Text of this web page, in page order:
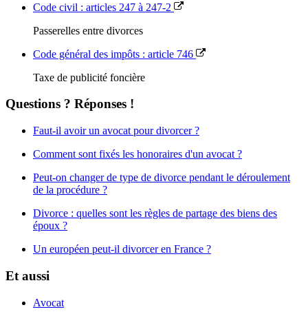
Code civil : articles 247 à 247-2
Passerelles entre divorces
Code général des impôts : article 746
Taxe de publicité foncière
Questions ? Réponses !
Faut-il avoir un avocat pour divorcer ?
Comment sont fixés les honoraires d'un avocat ?
Peut-on changer de type de divorce pendant le déroulement
de la procédure ?
Divorce : quelles sont les règles de partage des biens des
époux ?
Un européen peut-il divorcer en France ?
Et aussi
Avocat